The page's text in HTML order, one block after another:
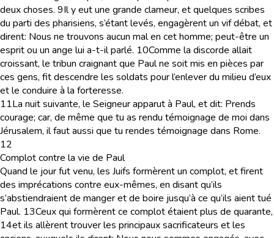
deux choses. 9Il y eut une grande clameur, et quelques scribes
du parti des pharisiens, s’étant levés, engagèrent un vif débat, et
dirent: Nous ne trouvons aucun mal en cet homme; peut-être un
esprit ou un ange lui a-t-il parlé. 10Comme la discorde allait
croissant, le tribun craignant que Paul ne soit mis en pièces par
ces gens, fit descendre les soldats pour l’enlever du milieu d’eux
et le conduire à la forteresse.
11La nuit suivante, le Seigneur apparut à Paul, et dit: Prends
courage; car, de même que tu as rendu témoignage de moi dans
Jérusalem, il faut aussi que tu rendes témoignage dans Rome.
12
Complot contre la vie de Paul
Quand le jour fut venu, les Juifs formèrent un complot, et firent
des imprécations contre eux-mêmes, en disant qu’ils
s’abstiendraient de manger et de boire jusqu’à ce qu’ils aient tué
Paul. 13Ceux qui formèrent ce complot étaient plus de quarante,
14et ils allèrent trouver les principaux sacrificateurs et les